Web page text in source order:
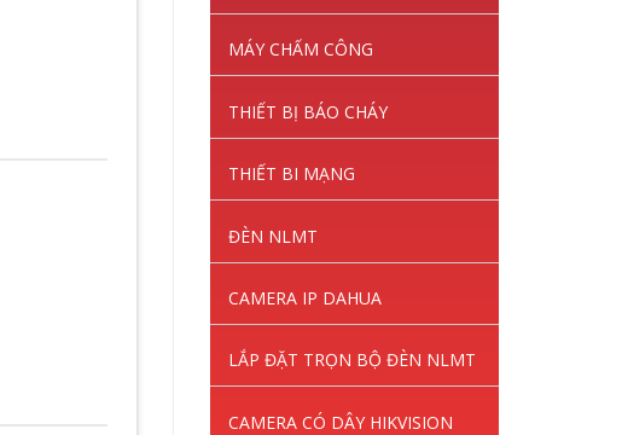
MÁY CHẤM CÔNG
THIẾT BỊ BÁO CHÁY
THIẾT BI MẠNG
ĐÈN NLMT
CAMERA IP DAHUA
LẮP ĐẶT TRỌN BỘ ĐÈN NLMT
CAMERA CÓ DÂY HIKVISION